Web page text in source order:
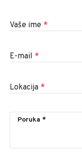
Vaše ime *
E-mail *
Lokacija *